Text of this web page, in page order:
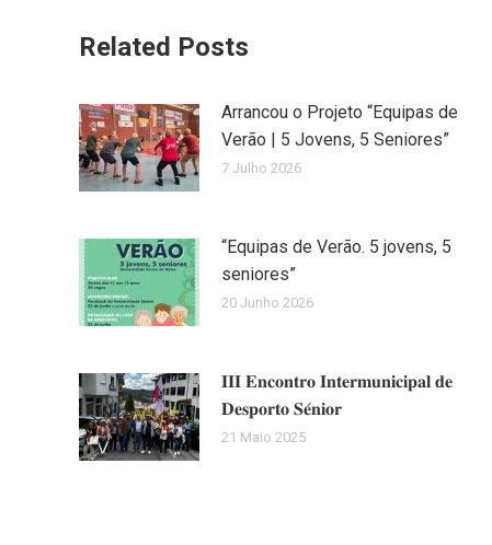
Related Posts
Arrancou o Projeto “Equipas de
Verão | 5 Jovens, 5 Seniores”
7 Julho 2026
“Equipas de Verão. 5 jovens, 5
seniores”
20 Junho 2026
𝐈𝐈𝐈 𝐄𝐧𝐜𝐨𝐧𝐭𝐫𝐨 𝐈𝐧𝐭𝐞𝐫𝐦𝐮𝐧𝐢𝐜𝐢𝐩𝐚𝐥 𝐝𝐞
𝐃𝐞𝐬𝐩𝐨𝐫𝐭𝐨 𝐒𝐞́𝐧𝐢𝐨𝐫
21 Maio 2025